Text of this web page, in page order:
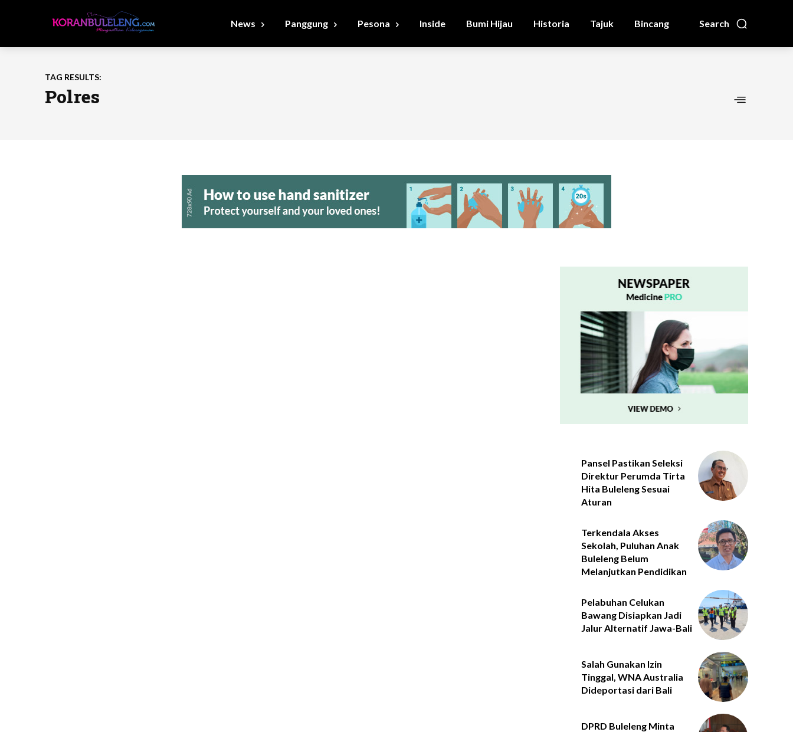
Search
News Panggung Pesona Inside Bumi Hijau Historia Tajuk Bincang
TAG RESULTS:
Polres
Pansel Pastikan Seleksi
Direktur Perumda Tirta
Hita Buleleng Sesuai
Aturan
Terkendala Akses
Sekolah, Puluhan Anak
Buleleng Belum
Melanjutkan Pendidikan
Pelabuhan Celukan
Bawang Disiapkan Jadi
Jalur Alternatif Jawa-Bali
Salah Gunakan Izin
Tinggal, WNA Australia
Dideportasi dari Bali
DPRD Buleleng Minta